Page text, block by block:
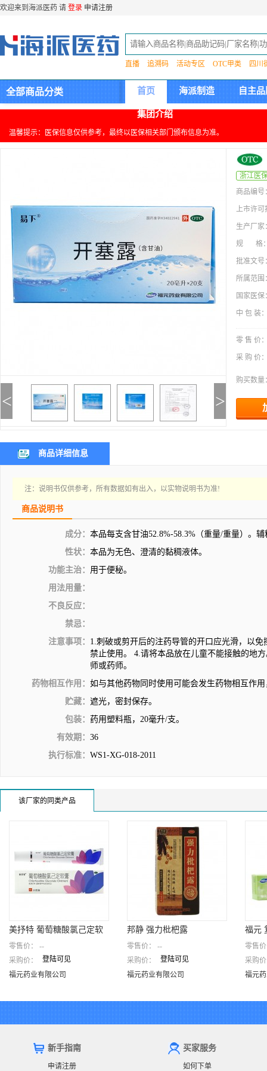
欢迎来到海派医药 请 登录 申请注册
直播 追溯码 活动专区 OTC甲类 四川
全部商品分类 首页 海派制造 自主
集团介绍
温馨提示：医保信息仅供参考，最终以医保相关部门颁布信息为准。
< >
浙江医
商品编号
上市许可
生产厂家
规 格
批准文号
所属范围
国家医保
中 包 装
零 售 价
采 购 价
购买数量
商品详细信息
注：说明书仅供参考，所有数据如有出入，以实物说明书为准!
商品说明书
成分： 本品每支含甘油52.8%-58.3%（重量/重量）。
性状： 本品为无色、澄清的黏稠液体。
功能主治： 用于便秘。
用法用量：
不良反应：
禁忌：
注意事项： 1.刺破或剪开后的注药导管的开口应光滑，以
禁止使用。 4.请将本品放在儿童不能接触的地
师或药师。
药物相互作用： 如与其他药物同时使用可能会发生药物相互作
贮藏： 遮光，密封保存。
包装： 药用塑料瓶，20毫升/支。
有效期： 36
执行标准： WS1-XG-018-2011
该厂家的同类产品
美抒特 葡萄糖酸氯己定软膏
福元药业有限公司
美抒特 葡萄糖酸氯己定软
膏
零售价：
--
采购价：
登陆可见
福元药业有限公司
邦静 强力枇杷露
福元药业有限公司
邦静 强力枇杷露
零售价：
--
采购价：
登陆可见
福元药业有限公司
福元
(无
福元
福元
膏(无
零售
采购
福元
新手指南
申请注册
买家服务
如何下单